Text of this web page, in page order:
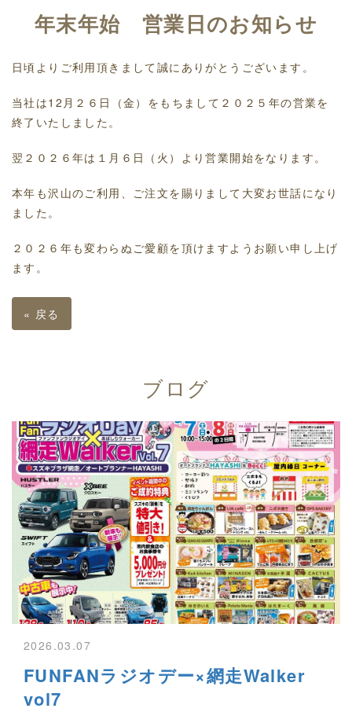
年末年始 営業日のお知らせ
日頃よりご利用頂きまして誠にありがとうございます。
当社は12月２６日（金）をもちまして２０２５年の営業を
終了いたしました。
翌２０２６年は１月６日（火）より営業開始をなります。
本年も沢山のご利用、ご注文を賜りまして大変お世話になり
ました。
２０２６年も変わらぬご愛顧を頂けますようお願い申し上げ
ます。
« 戻る
ブログ
FUNFANラジオデー×網走Walker
vol7
2026.03.07